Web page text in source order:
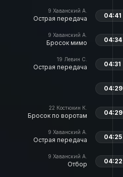
9 Хаванский А.
Острая передача 04:41
9 Хаванский А.
Бросок мимо 04:34
19 Левин С.
Острая передача 04:31
04:29
22 Костюхин К.
Бросок по воротам 04:29
9 Хаванский А.
Острая передача 04:25
9 Хаванский А.
Отбор 04:22